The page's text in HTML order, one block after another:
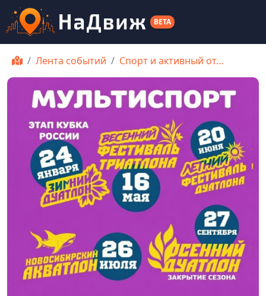
BETA
Лента событий Спорт и активный от…